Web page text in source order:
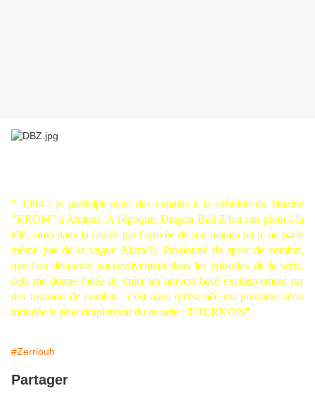
" 1994 : je participe avec des copains à la création du fanzine
"KROM" à Amiens. À l'époque, Dragon Ball Z bat son plein à la
télé, suivi dans la foulée par l'arrivée de son manga (et je ne parle
même pas de la vague Akira!!). Passionné de sport de combat,
que l'on découvre successivement dans les épisodes de la série,
cela me donne l'idée de créer un univers basé exclusivement sur
des tournois de combat : c'est ainsi qu'est née ma première série
intitulée le plus simplement du monde : TOURNOIS".
#Zerriouh
Partager